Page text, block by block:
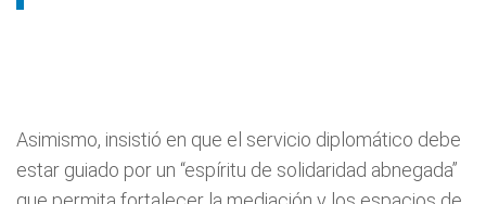
Asimismo, insistió en que el servicio diplomático debe
estar guiado por un “espíritu de solidaridad abnegada”